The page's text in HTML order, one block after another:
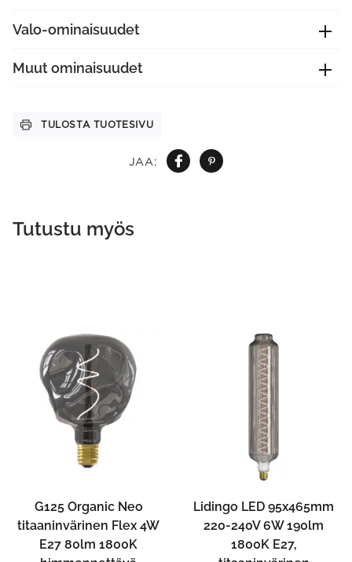
JAA:
Valo-ominaisuudet
Muut ominaisuudet
TULOSTA TUOTESIVU
Tutustu myös
G125 Organic Neo
titaaninvärinen Flex 4W
E27 80lm 1800K
Lidingo LED 95x465mm
220-240V 6W 190lm
1800K E27,